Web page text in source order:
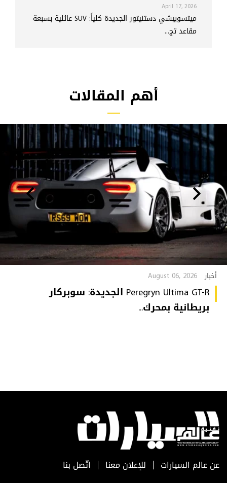
April 17, 2026
ميتسوبيشي دستنيتور الجديدة كلياً: SUV عائلية بسبعة
مقاعد تج...
أهم المقالات
أخبار August 06, 2026
Peregryn Ultima GT-R الجديدة: سوبركار
بريطانية بمحرك...
عن عالم السيارات للإعلان معنا اتّصل بنا